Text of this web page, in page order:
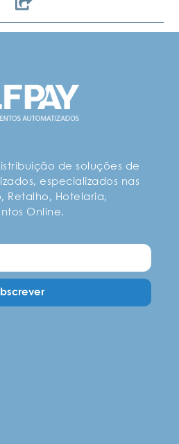
de soluções de
especializados nas
Retalho, Hotelaria,
Online.